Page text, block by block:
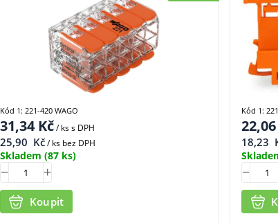
31,34Kč/ kss DPH
25,90 Kč/ ks bez DPH
Skladem (87 ks)
Koupit
Kód 1: 221-420 WAGO
22,06
18,23
Kód 1: